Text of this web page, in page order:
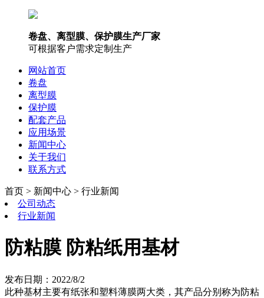
卷盘、离型膜、保护膜生产厂家
可根据客户需求定制生产
网站首页
卷盘
离型膜
保护膜
配套产品
应用场景
新闻中心
关于我们
联系方式
首页 > 新闻中心 > 行业新闻
公司动态
行业新闻
防粘膜 防粘纸用基材
发布日期：2022/8/2
此种基材主要有纸张和塑料薄膜两大类，其产品分别称为防粘